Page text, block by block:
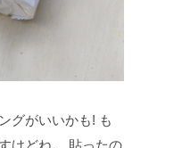
グがいいかも! も